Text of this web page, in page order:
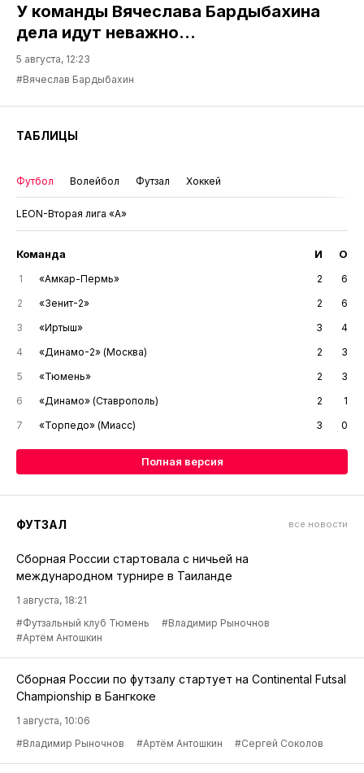
У команды Вячеслава Бардыбахина
дела идут неважно…
5 августа, 12:23
#Вячеслав Бардыбахин
ТАБЛИЦЫ
Футбол Волейбол Футзал Хоккей
LEON-Вторая лига «А»
Команда И О
1 «Амкар-Пермь» 2
6
2
«Зенит-2» 2
6
3
«Иртыш» 3
4
4
«Динамо-2» (Москва) 2
3
5
«Тюмень» 2
3
6
«Динамо» (Ставрополь) 2
1
7
«Торпедо» (Миасс) 3 0
Полная версия
ФУТЗАЛ все новости
Сборная России стартовала с ничьей на
международном турнире в Таиланде
1 августа, 18:21
#Футзальный клуб Тюмень
#Владимир Рыночнов
#Артём Антошкин
Сборная России по футзалу стартует на Continental Futsal
Championship в Бангкоке
1 августа, 10:06
#Владимир Рыночнов
#Артём Антошкин #Сергей Соколов